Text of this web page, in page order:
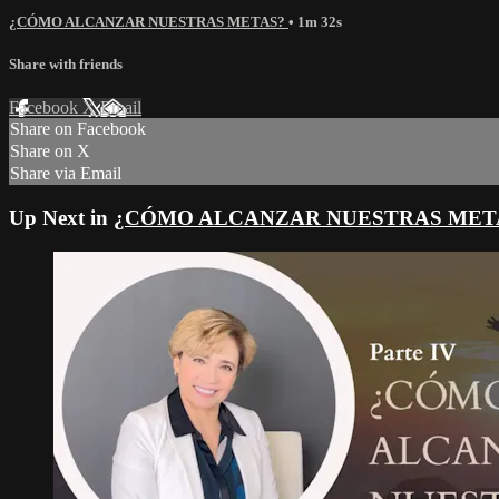
¿CÓMO ALCANZAR NUESTRAS METAS? • 1m 32s
Share with friends
Facebook XEmail
Share on Facebook
Share on X
Share via Email
Up Next in ¿CÓMO ALCANZAR NUESTRAS